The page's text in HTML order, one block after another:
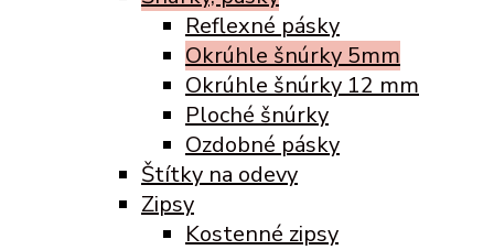
Reflexné pásky
Okrúhle šnúrky 5mm
Okrúhle šnúrky 12 mm
Ploché šnúrky
Ozdobné pásky
Štítky na odevy
Zipsy
Kostenné zipsy